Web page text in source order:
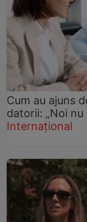
Cum au ajuns
datorii: „Noi
Internațional